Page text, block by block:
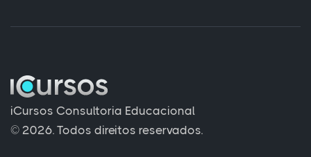
iCursos Consultoria Educacional
© 2026. Todos direitos reservados.